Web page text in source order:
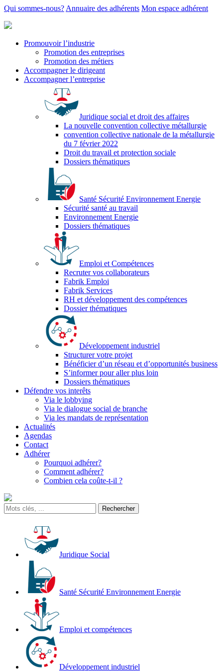
Qui sommes-nous? Annuaire des adhérents Mon espace adhérent
Promouvoir l’industrie
Promotion des entreprises
Promotion des métiers
Accompagner le dirigeant
Accompagner l’entreprise
Juridique social et droit des affaires
La nouvelle convention collective métallurgie
convention collective nationale de la métallurgie
du 7 février 2022
Droit du travail et protection sociale
Dossiers thématiques
Santé Sécurité Environnement Energie
Sécurité santé au travail
Environnement Energie
Dossiers thématiques
Emploi et Compétences
Recruter vos collaborateurs
Fabrik Emploi
Fabrik Services
RH et développement des compétences
Dossier thématiques
Développement industriel
Structurer votre projet
Bénéficier d’un réseau et d’opportunités business
S’informer pour aller plus loin
Dossiers thématiques
Défendre vos interêts
Via le lobbying
Via le dialogue social de branche
Via les mandats de représentation
Actualités
Agendas
Contact
Adhérer
Pourquoi adhérer?
Comment adhérer?
Combien cela coûte-t-il ?
Juridique Social
Santé Sécurité Environnement Energie
Emploi et compétences
Développement industriel